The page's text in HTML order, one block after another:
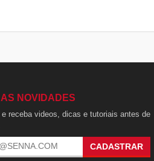
NOVIDADES
e receba videos, dicas e tutoriais antes de
CADASTRAR